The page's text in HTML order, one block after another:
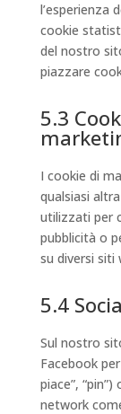
l’esperienza
cookie
del nostro
piazzare
5.3
I cookie di
qualsiasi
utilizzati per
pubblicità o
su diversi siti
5.4
Sul nostro
Facebook
piace”,
network